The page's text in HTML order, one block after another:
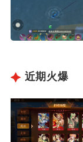
近期火爆